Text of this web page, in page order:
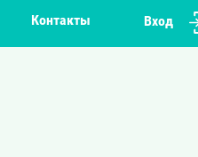
Контакты Вход